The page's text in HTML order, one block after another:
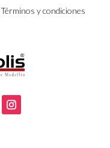
Términos y condiciones